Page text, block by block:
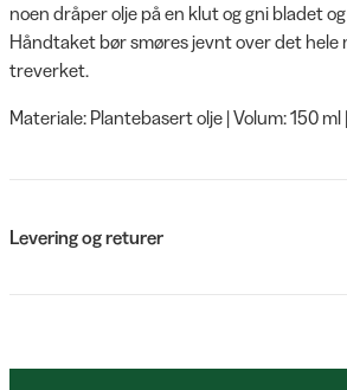
noen dråper olje på en klut og gni bladet
Håndtaket bør smøres jevnt over det
treverket.
Materiale: Plantebasert olje | Volum: 150
Levering og returer